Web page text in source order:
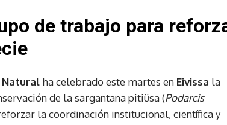
de trabajo para
Natural ha celebrado este martes en Eivissa la
de la sargantana pitiüsa (Podarcis
la coordinación institucional, científica y